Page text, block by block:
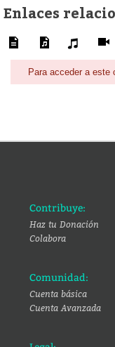
Enlaces
Para acceder a este
Contribuye:
Haz tu Donación
Colabora
Comunidad:
Cuenta básica
Cuenta Avanzada